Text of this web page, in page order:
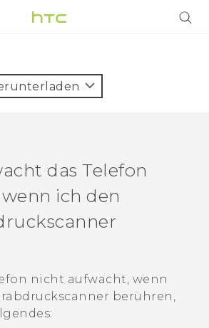
das Telefon
ich den
nicht aufwacht, wenn
berühren,